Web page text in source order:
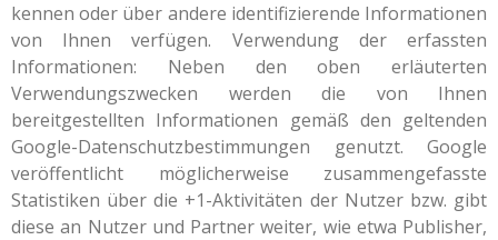
kennen oder über andere identifizierende Informationen
von Ihnen verfügen. Verwendung der erfassten
Informationen: Neben den oben erläuterten
Verwendungszwecken werden die von Ihnen
bereitgestellten Informationen gemäß den geltenden
Google-Datenschutzbestimmungen genutzt. Google
veröffentlicht möglicherweise zusammengefasste
Statistiken über die +1-Aktivitäten der Nutzer bzw. gibt
diese an Nutzer und Partner weiter, wie etwa Publisher,